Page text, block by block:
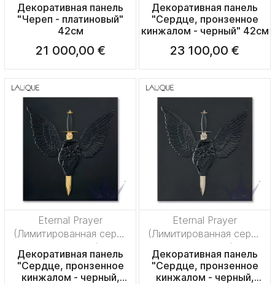
Декоративная панель
"Череп - платиновый"
42см
21 000,00 €
Декоративная панель
"Сердце, пронзенное
кинжалом - черный" 42см
23 100,00 €
Eternal Prayer
(Лимитированная серия
на 50 пред.)
Декоративная панель
"Сердце, пронзенное
кинжалом - черный,
Eternal Prayer
(Лимитированная серия
на 50 пред.)
Декоративная панель
"Сердце, пронзенное
кинжалом - черный,